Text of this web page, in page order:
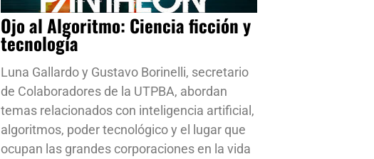
Ojo al Algoritmo: Ciencia ficción y
tecnología
Luna Gallardo y Gustavo Borinelli, secretario
de Colaboradores de la UTPBA, abordan
temas relacionados con inteligencia artificial,
algoritmos, poder tecnológico y el lugar que
ocupan las grandes corporaciones en la vida